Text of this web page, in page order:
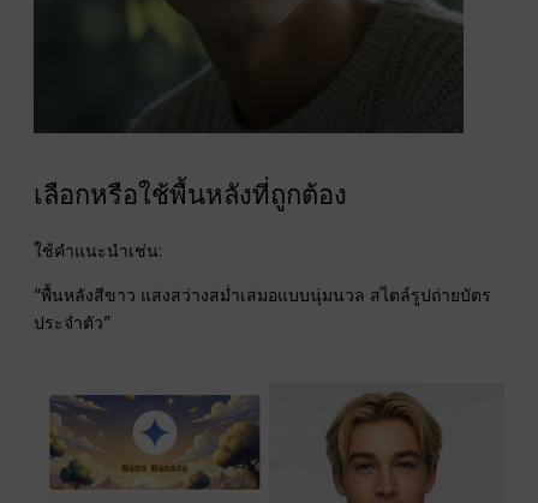
เลือกหรือใช้พื้นหลังที่ถูกต้อง
ใช้คำแนะนำเช่น:
“พื้นหลังสีขาว แสงสว่างสม่ำเสมอแบบนุ่มนวล สไตล์รูปถ่ายบัตร
ประจำตัว”